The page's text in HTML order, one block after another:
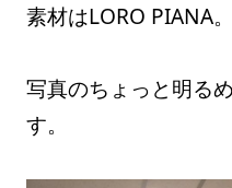
素材はLORO PIANA。
写真のちょっと明る
す。